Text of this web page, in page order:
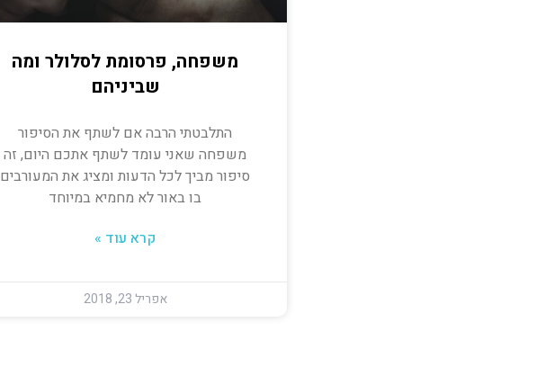
משפחה, פרסומת לסלולר ומה
שביניהם
התלבטתי הרבה אם לשתף את הסיפור
משפחה שאני עומד לשתף אתכם היום, זה
סיפור מביך לכל הדעות ומציג את המעורבים
בו באור לא מחמיא במיוחד
קרא עוד »
אפריל 23, 2018